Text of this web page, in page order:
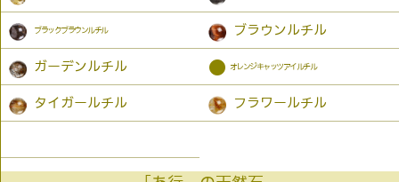
ブラックブラウンルチル ブラウンルチル
ガーデンルチル ● オレンジキャッツアイルチル
タイガールチル フラワールチル